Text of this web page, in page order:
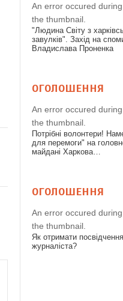
An error occured
the thumbnail.
"Людина Світу з
завулків". Захід на
Владислава Проненка
ОГОЛОШЕННЯ
An error occured
the thumbnail.
Потрібні волонтери!
для перемоги" на
майдані Харкова…
ОГОЛОШЕННЯ
An error occured
the thumbnail.
Як отримати посвідчення
журналіста?